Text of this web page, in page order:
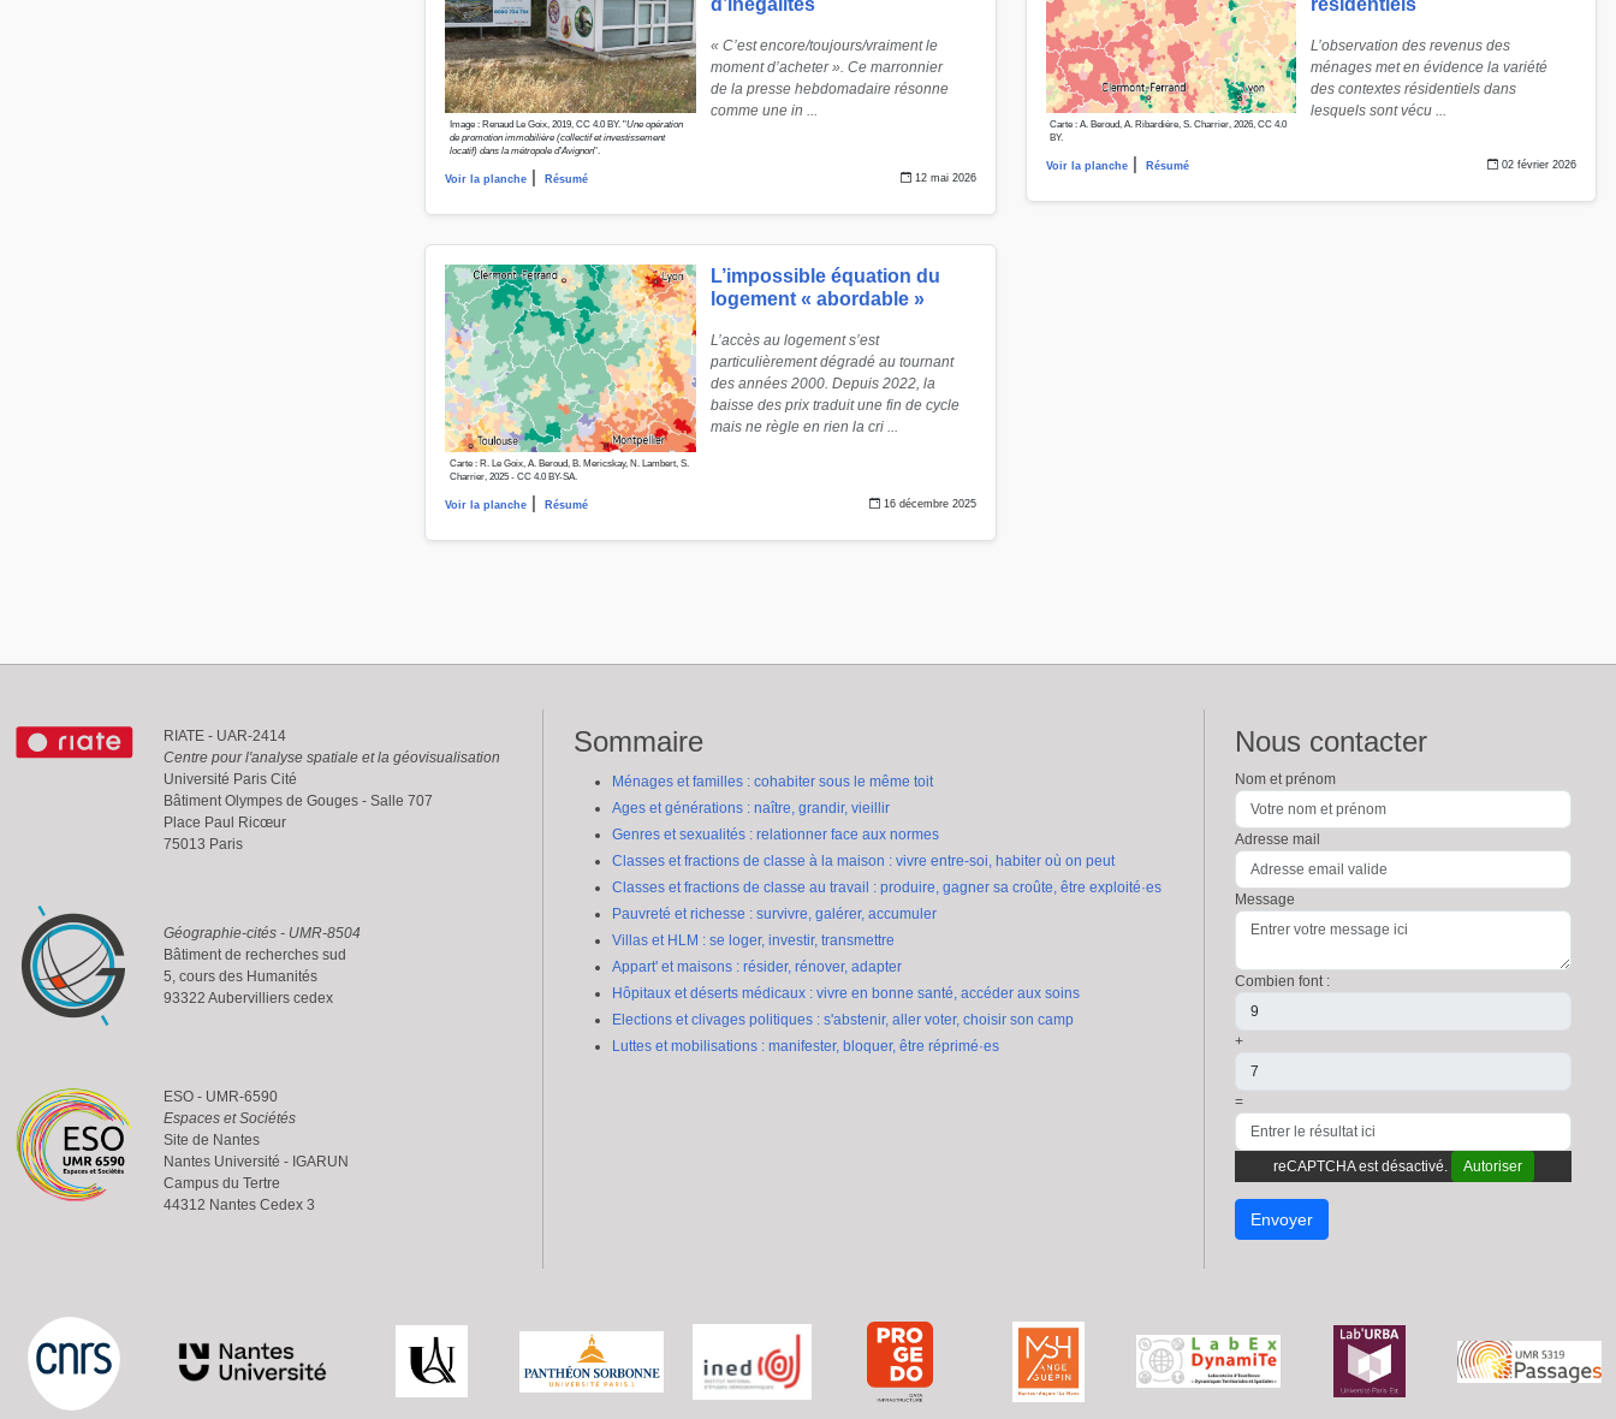
Image : Renaud Le Goix, 2019, CC 4.0 BY. "Une opération
de promotion immobilière (collectif et investissement
locatif) dans la métropole d'Avignon".
d’inégalités
« C’est encore/toujours/vraiment le
moment d’acheter ». Ce marronnier
de la presse hebdomadaire résonne
comme une in ...
Voir la planche | Résumé 12 mai 2026
Carte : A. Beroud, A. Ribardière, S. Charrier, 2026, CC 4.0
BY.
résidentiels
L’observation des revenus des
ménages met en évidence la variété
des contextes résidentiels dans
lesquels sont vécu ...
Voir la planche| Résumé 02 février 2026
Carte : R. Le Goix, A. Beroud, B. Mericskay, N. Lambert, S.
Charrier, 2025 - CC 4.0 BY-SA.
L’impossible équation du
logement « abordable »
L’accès au logement s’est
particulièrement dégradé au tournant
des années 2000. Depuis 2022, la
baisse des prix traduit une fin de cycle
mais ne règle en rien la cri ...
Voir la planche | Résumé 16 décembre 2025
RIATE - UAR-2414
Centre pour l'analyse spatiale et la géovisualisation
Université Paris Cité
Bâtiment Olympes de Gouges - Salle 707
Place Paul Ricœur
75013 Paris
Géographie-cités - UMR-8504
Bâtiment de recherches sud
5, cours des Humanités
93322 Aubervilliers cedex
ESO - UMR-6590
Espaces et Sociétés
Site de Nantes
Nantes Université - IGARUN
Campus du Tertre
44312 Nantes Cedex 3
Sommaire
Ménages et familles : cohabiter sous le même toit
Ages et générations : naître, grandir, vieillir
Genres et sexualités : relationner face aux normes
Classes et fractions de classe à la maison : vivre entre-soi, habiter où on peut
Classes et fractions de classe au travail : produire, gagner sa croûte, être exploité·es
Pauvreté et richesse : survivre, galérer, accumuler
Villas et HLM : se loger, investir, transmettre
Appart' et maisons : résider, rénover, adapter
Hôpitaux et déserts médicaux : vivre en bonne santé, accéder aux soins
Elections et clivages politiques : s'abstenir, aller voter, choisir son camp
Luttes et mobilisations : manifester, bloquer, être réprimé·es
Nous contacter
Nom et prénom
Adresse mail
Message
Combien font :
+
=
reCAPTCHA est désactivé. Autoriser
Envoyer